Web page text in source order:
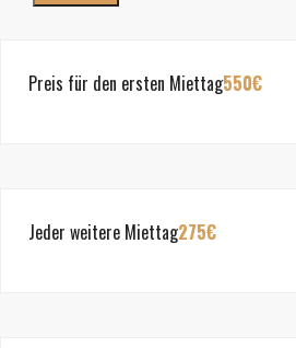
Preis für den ersten Miettag550€
Jeder weitere Miettag275€